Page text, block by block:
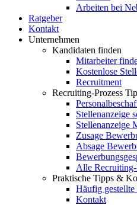
Arbeiten bei
Ratgeber
Kontakt
Unternehmen
Kandidaten finden
Mitarbeiter
Kostenlose
Recruitment
Recruiting-Prozess
Stellenanzeige
Stellenanzeige
Zusage
Absage
Alle Recruiting-
Praktische Tipps &
Häufig gestellte
Kontakt